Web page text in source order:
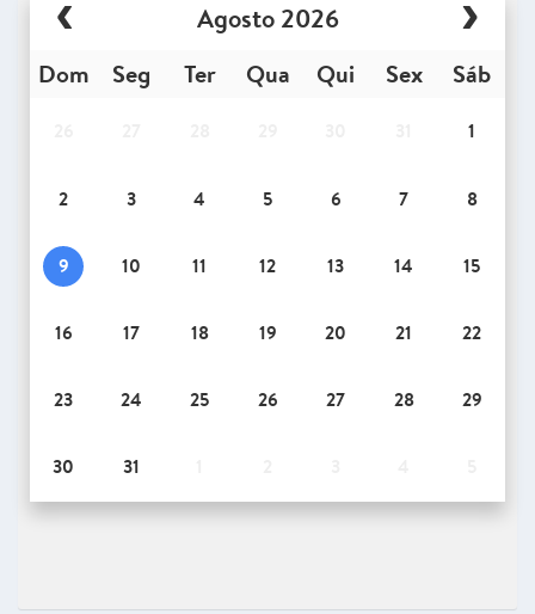
Agosto 2026
Dom Seg Ter Qua Qui Sex Sáb
1
2 3 4 5 6 7 8
9 10 11 12 13 14 15
16 17 18 19 20 21 22
23 24 25 26 27 28 29
30 31